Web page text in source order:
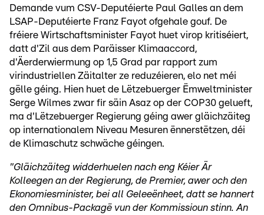
Demande vum CSV-Deputéierte Paul Galles an dem
LSAP-Deputéierte Franz Fayot ofgehale gouf. De
fréiere Wirtschaftsminister Fayot huet virop kritiséiert,
datt d'Zil aus dem Paräisser Klimaaccord,
d'Äerderwiermung op 1,5 Grad par rapport zum
virindustriellen Zäitalter ze reduzéieren, elo net méi
gëlle géing. Hien huet de Lëtzebuerger Ëmweltminister
Serge Wilmes zwar fir säin Asaz op der COP30 gelueft,
ma d'Lëtzebuerger Regierung géing awer gläichzäiteg
op internationalem Niveau Mesuren ënnerstëtzen, déi
de Klimaschutz schwäche géingen.
"Gläichzäiteg widderhuelen nach eng Kéier Är
Kolleegen an der Regierung, de Premier, awer och den
Ekonomiesminister, bei all Geleeënheet, datt se hannert
den Omnibus-Packagë vun der Kommissioun stinn. An